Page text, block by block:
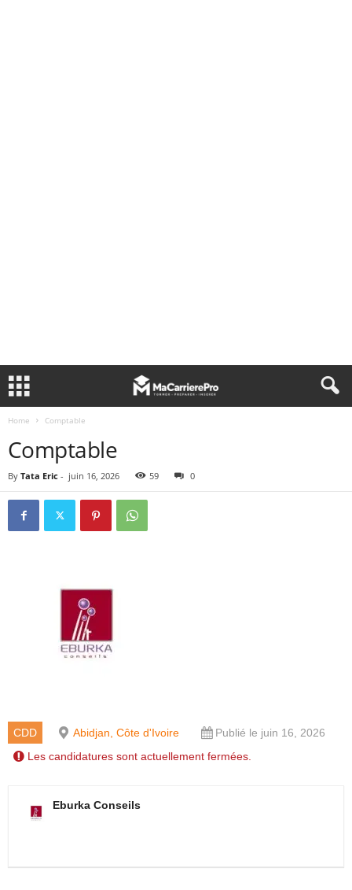
Home Comptable
Comptable
By Tata Eric - juin 16, 2026 59 0
CDD Abidjan, Côte d'Ivoire
Publié le juin 16, 2026
Les candidatures sont actuellement fermées.
Eburka Conseils